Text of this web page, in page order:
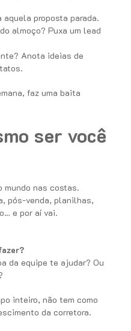
aquela proposta parada.
almoço? Puxa um lead
Anota ideias de
faz uma baita
ser você
mundo nas costas.
pós-venda, planilhas,
e por aí vai.
da equipe te ajudar? Ou
inteiro, não tem como
da corretora.